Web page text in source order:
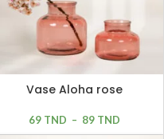
Vase Aloha rose
69 TND – 89 TND